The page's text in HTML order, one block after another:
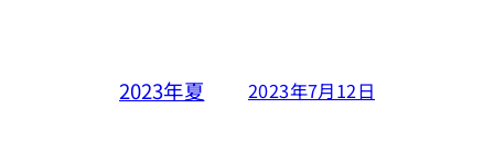
2023年夏 2023年7月12日